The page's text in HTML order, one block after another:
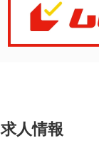
求人情報